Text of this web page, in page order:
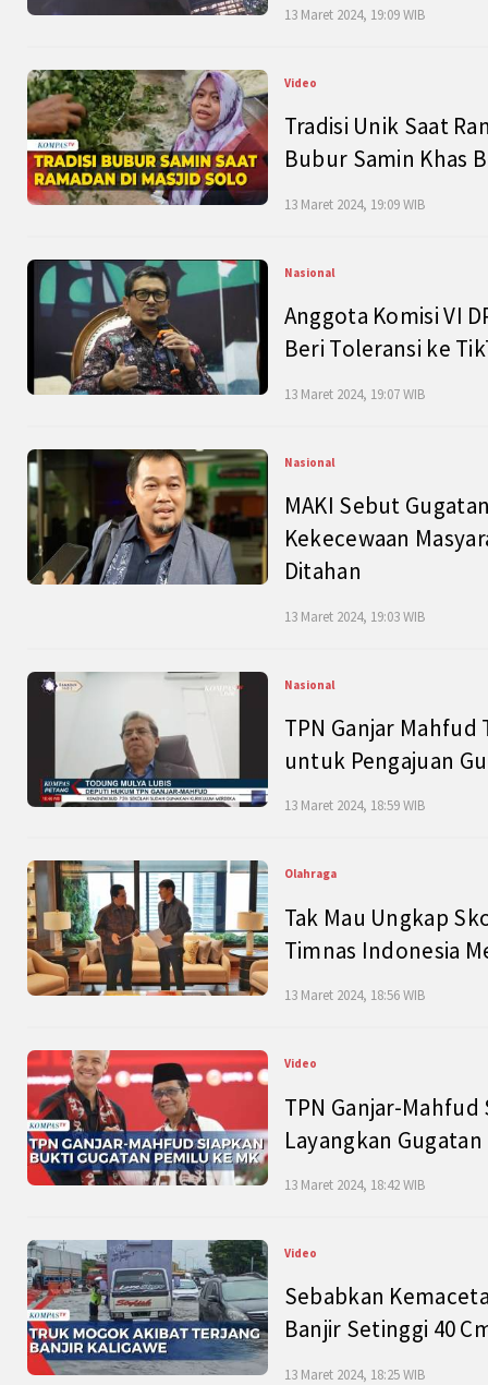
13 Maret 2024, 19:09 WIB
Video
Tradisi Unik Saat
Bubur Samin Khas
13 Maret 2024, 19:09 WIB
Nasional
Anggota Komisi VI
Beri Toleransi ke
13 Maret 2024, 19:07 WIB
Nasional
MAKI Sebut
Kekecewaan
Ditahan
13 Maret 2024, 19:03 WIB
Nasional
TPN Ganjar
untuk Pengajuan
13 Maret 2024, 18:59 WIB
Olahraga
Tak Mau Ungkap
Timnas Indonesia
13 Maret 2024, 18:56 WIB
Video
TPN Ganjar-
Layangkan
13 Maret 2024, 18:42 WIB
Video
Sebabkan
Banjir Setinggi 40
13 Maret 2024, 18:25 WIB